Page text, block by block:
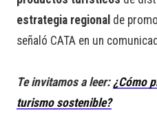
estrategia regional de
señaló CATA en un
Te invitamos a leer: ¿Cómo
turismo sostenible?